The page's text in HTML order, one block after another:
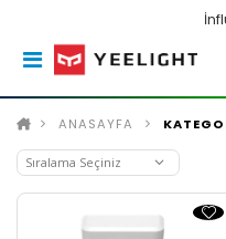
ANASAYFA